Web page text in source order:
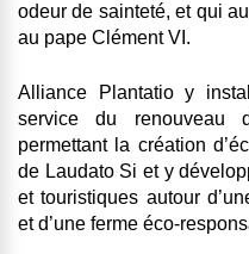
odeur de sainteté, et qui
au pape Clément VI.
Alliance Plantatio y
service du renouveau
permettant la création
de Laudato Si et y
et touristiques autour
et d’une ferme éco-